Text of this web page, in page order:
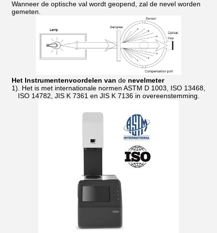
Wanneer de optische val wordt geopend, zal de nevel worden
gemeten.
Het Instrumentenvoordelen van de nevelmeter
1). Het is met internationale normen ASTM D 1003, ISO 13468,
ISO 14782, JIS K 7361 en JIS K 7136 in overeenstemming.